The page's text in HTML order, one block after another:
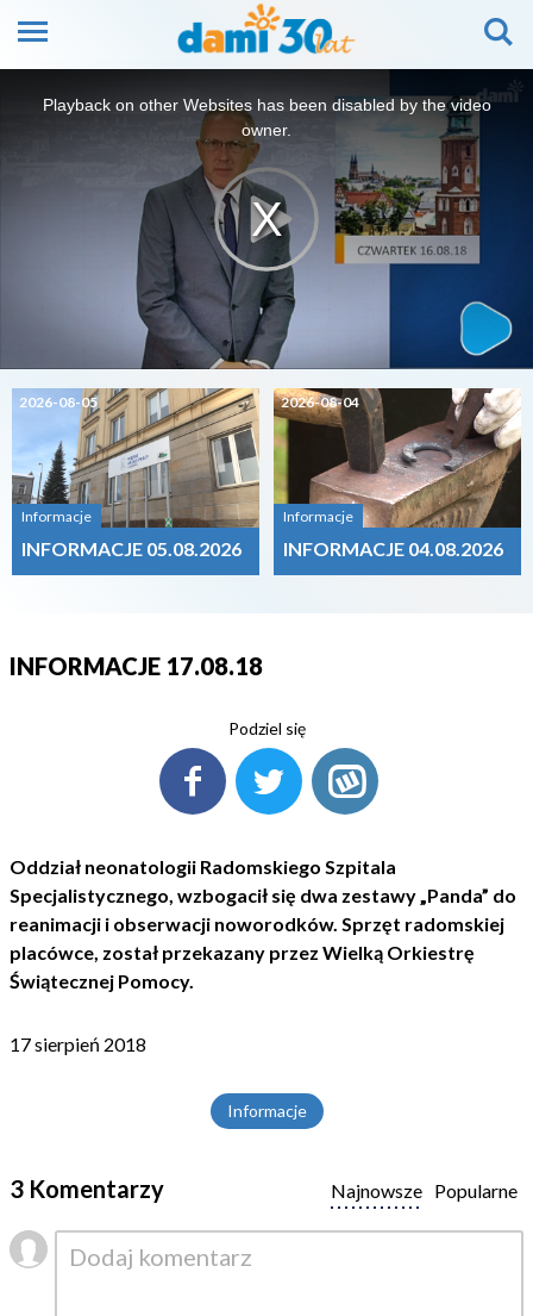
Playback on other Websites has been disabled by the video
owner.
2026-08-05
Informacje
INFORMACJE 05.08.2026
2026-08-04
Informacje
INFORMACJE 04.08.2026
INFORMACJE 17.08.18
Podziel się
Oddział neonatologii Radomskiego Szpitala
Specjalistycznego, wzbogacił się dwa zestawy „Panda” do
reanimacji i obserwacji noworodków. Sprzęt radomskiej
placówce, został przekazany przez Wielką Orkiestrę
Świątecznej Pomocy.
17 sierpień 2018
Informacje
3 Komentarzy Popularne
Najnowsze